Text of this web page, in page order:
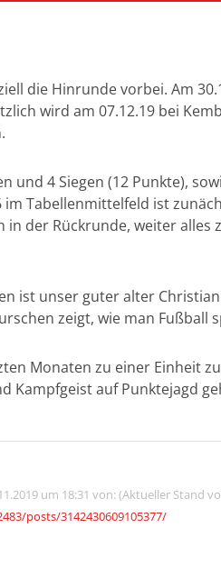
die Hinrunde vorbei. Am
wird am 07.12.19 bei
und 4 Siegen (12 Punkte),
Tabellenmittelfeld ist
der Rückrunde, weiter
ist unser guter alter
zeigt, wie man Fußball
Monaten zu einer Einheit
Kampfgeist auf Punktejagd
um 18:31 von: (Aktueller Stand
posts/3142430609105377/